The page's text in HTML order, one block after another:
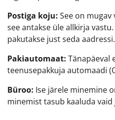
Postiga koju: See on
see antakse üle allkirja
pakutakse just seda aadressi.
Pakiautomaat: Tänapäeval
teenusepakkuja automaadi
Büroo: Ise järele minemine
minemist tasub kaaluda